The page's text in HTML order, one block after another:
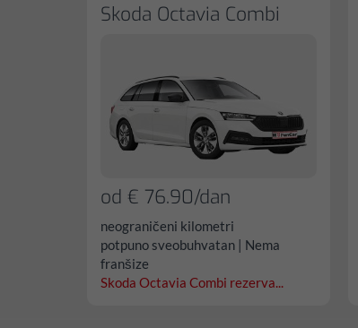
Skoda Octavia Combi
od € 76.90/dan
neograničeni kilometri
potpuno sveobuhvatan | Nema
franšize
Skoda Octavia Combi rezerva...